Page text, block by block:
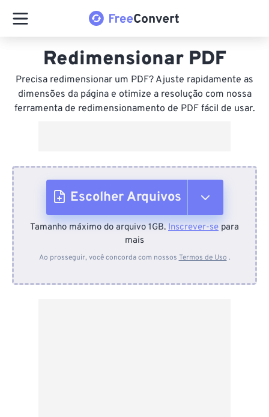
Redimensionar PDF
Precisa redimensionar um PDF? Ajuste rapidamente as
dimensões da página e otimize a resolução com nossa
ferramenta de redimensionamento de PDF fácil de usar.
Escolher Arquivos
Do dispositivo
Tamanho máximo do arquivo 1GB. Inscrever-se para
mais
Ao prosseguir, você concorda com nossos Termos de Uso .